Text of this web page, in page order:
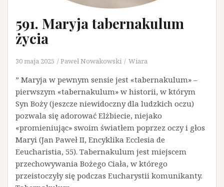
591. Maryja tabernakulum
życia
30 maja 2025 Paweł Nowakowski Wiara
” Maryja w pewnym sensie jest «tabernakulum» –
pierwszym «tabernakulum» w historii, w którym
Syn Boży (jeszcze niewidoczny dla ludzkich oczu)
pozwala się adorować Elżbiecie, niejako
«promieniując» swoim światłem poprzez oczy i głos
Maryi (Jan Paweł II, Encyklika Ecclesia de
Eeucharistia, 55). Tabernakulum jest miejscem
przechowywania Bożego Ciała, w którego
przeistoczyły się podczas Eucharystii komunikanty.